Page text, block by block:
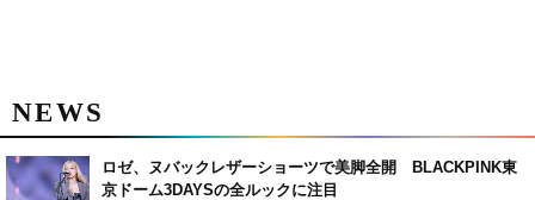
NEWS
ロゼ、ヌバックレザーショーツで美脚全開 BLACKPINK東
京ドーム3DAYSの全ルックに注目